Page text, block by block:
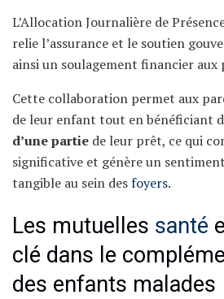
L’Allocation Journalière de
relie l’assurance et le soutien
ainsi un soulagement financier aux
Cette collaboration permet aux
de leur enfant tout en bénéficiant
d’une partie de leur prêt, ce qui
significative et génère un
tangible au sein desfoyers.
Les mutuelles santé
clé dans le
des enfants malades